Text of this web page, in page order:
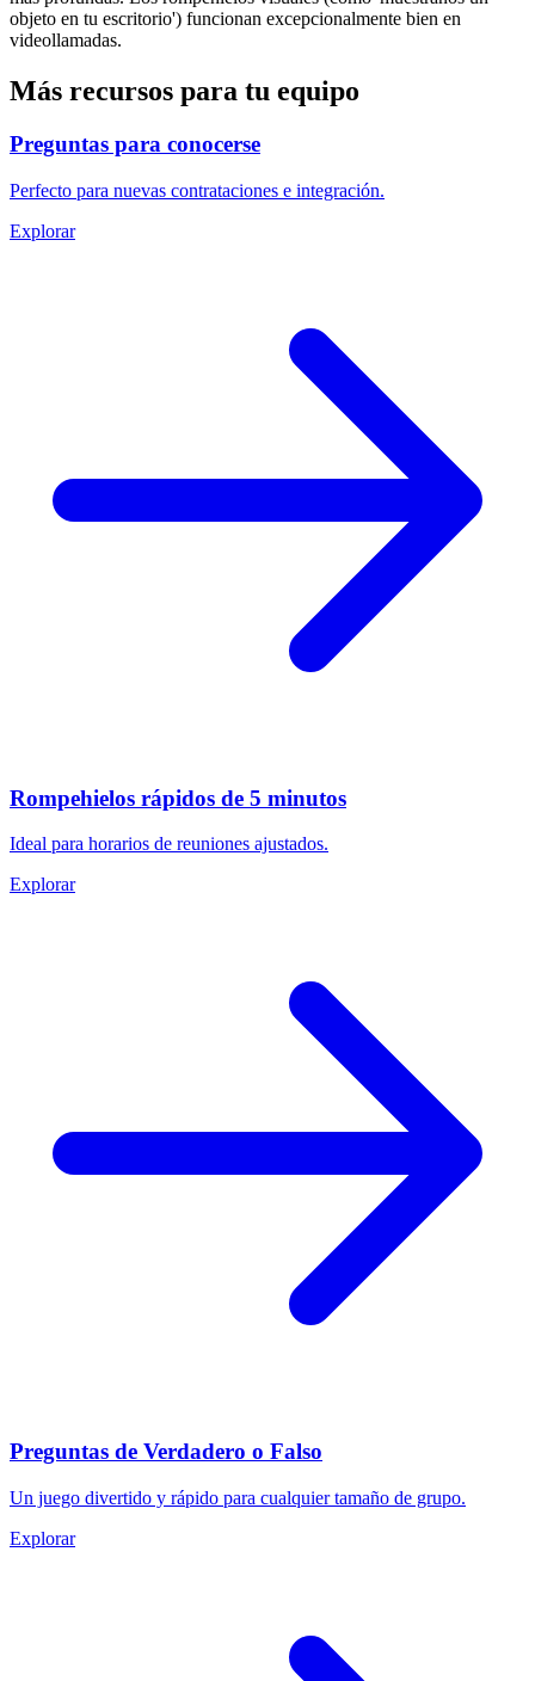
objeto en tu escritorio') funcionan excepcionalmente bien en
videollamadas.
Más recursos para tu equipo
Preguntas para conocerse
Perfecto para nuevas contrataciones e integración.
Explorar
Rompehielos rápidos de 5 minutos
Ideal para horarios de reuniones ajustados.
Explorar
Preguntas de Verdadero o Falso
Un juego divertido y rápido para cualquier tamaño de grupo.
Explorar